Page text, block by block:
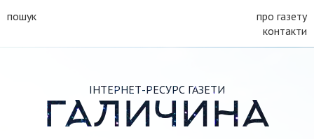
пошук
про газету
контакти
ІНТЕРНЕТ-РЕСУРС ГАЗЕТИ
ГАЛИЧИНА